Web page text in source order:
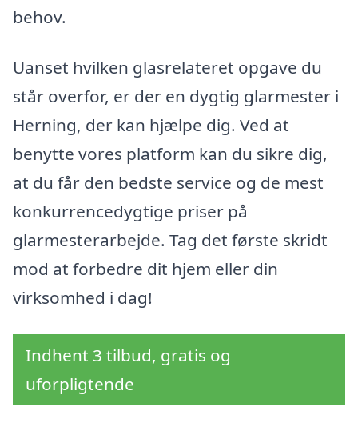
behov.
Uanset hvilken glasrelateret opgave du
står overfor, er der en dygtig glarmester i
Herning, der kan hjælpe dig. Ved at
benytte vores platform kan du sikre dig,
at du får den bedste service og de mest
konkurrencedygtige priser på
glarmesterarbejde. Tag det første skridt
mod at forbedre dit hjem eller din
virksomhed i dag!
Indhent 3 tilbud, gratis og
uforpligtende